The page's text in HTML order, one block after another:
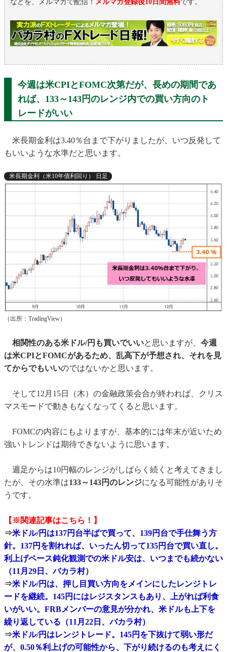
などを、メルマガで配信！ メルマガ登録後10日間無料です。
今週は米CPIとFOMC次第だが、長めの期間であ
れば、133～143円のレンジ内での買い方向のト
レードがいい
米長期金利は3.40％台まで下がりましたが、いつ反発して
もいいような水準だと思います。
米長期金利（米10年債利回り） 日足
（出所：TradingView）
相関性のある米ドル/円も買いでいいと思いますが、 今週
は米CPIとFOMCがあるため、乱高下が予想され、それを見
てからでもいいのではないかと思います。
そして12月15日（木）の金融政策会合が終われば、クリス
マスモードで動きもなくなってくると思います。
FOMCの内容にもよりますが、基本的には年末が近いため
強いトレンドは期待できないように思います。
週足からは10円幅のレンジがしばらく続くと考えてきまし
たが、その水準は133～143円のレンジになる可能性がありそ
うです。
【※関連記事はこちら！】
⇒米ドル/円は137円台半ばで買って、139円台で手仕舞う方
針。137円を割れれば、いったん切って135円台で買い直し。
利上げペース鈍化観測での米ドル安は、いつまでも続かない
（11月29日、バカラ村）
⇒米ドル/円は、押し目買い方向をメインにしたレンジトレ
ードを継続。145円にはレジスタンスもあり、上がれば利食
いがいい。FRBメンバーの意見が分かれ、米ドルも上下を
繰り返している（11月22日、バカラ村）
⇒米ドル/円はレンジトレード。145円を下抜けて弱い形だ
が、0.50％利上げの可能性から、下がり続けるのも考えにく